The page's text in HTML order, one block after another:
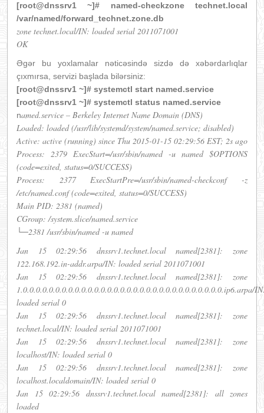
[root@dnssrv1 ~]# named-checkzone technet.local
/var/named/forward_technet.zone.db
zone technet.local/IN: loaded serial 2011071001
OK
Əgər bu yoxlamalar nəticəsində sizdə də xəbərdarlıqlar
çıxmırsa, servizi başlada bilərsiniz:
[root@dnssrv1 ~]# systemctl start named.service
[root@dnssrv1 ~]# systemctl status named.service
named.service – Berkeley Internet Name Domain (DNS)
Loaded: loaded (/usr/lib/systemd/system/named.service; disabled)
Active: active (running) since Thu 2015-01-15 02:29:56 EST; 2s ago
Process: 2379 ExecStart=/usr/sbin/named -u named $OPTIONS
(code=exited, status=0/SUCCESS)
Process: 2377 ExecStartPre=/usr/sbin/named-checkconf -z
/etc/named.conf (code=exited, status=0/SUCCESS)
Main PID: 2381 (named)
CGroup: /system.slice/named.service
└─2381 /usr/sbin/named -u named
Jan 15 02:29:56 dnssrv1.technet.local named[2381]: zone
122.168.192.in-addr.arpa/IN: loaded serial 2011071001
Jan 15 02:29:56 dnssrv1.technet.local named[2381]: zone
1.0.0.0.0.0.0.0.0.0.0.0.0.0.0.0.0.0.0.0.0.0.0.0.0.0.0.0.0.0.0.0.ip6.arpa/
loaded serial 0
Jan 15 02:29:56 dnssrv1.technet.local named[2381]: zone
technet.local/IN: loaded serial 2011071001
Jan 15 02:29:56 dnssrv1.technet.local named[2381]: zone
localhost/IN: loaded serial 0
Jan 15 02:29:56 dnssrv1.technet.local named[2381]: zone
localhost.localdomain/IN: loaded serial 0
Jan 15 02:29:56 dnssrv1.technet.local named[2381]: all zones
loaded